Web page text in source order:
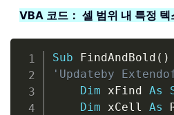
VBA 코드： 셀 범위 내 특정 텍
Sub FindAndBold ( )
'Updateby
Dim xFind As
Dim xCell As